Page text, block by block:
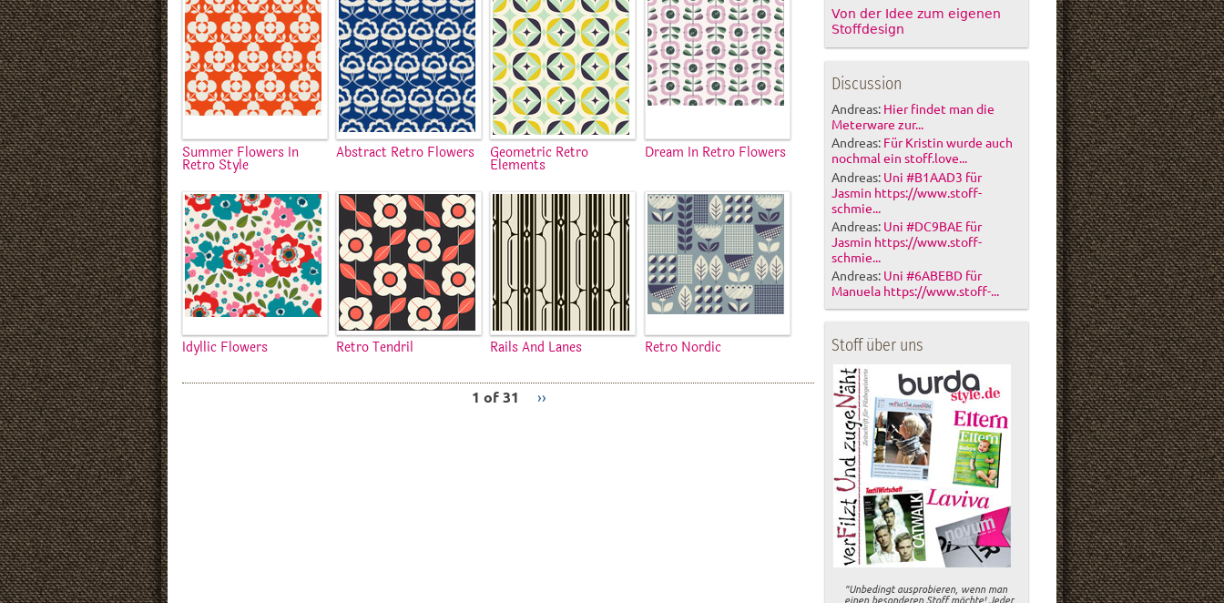
Summer Flowers In
Retro Style
Abstract Retro Flowers Geometric Retro
Elements
Dream In Retro Flowers
Idyllic Flowers Retro Tendril Rails And Lanes Retro Nordic
1 of 31 ››
Von der Idee zum eigenen
Stoffdesign
Discussion
Andreas: Hier findet man die
Meterware zur...
Andreas: Für Kristin wurde auch
nochmal ein stoff.love...
Andreas: Uni #B1AAD3 für
Jasmin https://www.stoff-
schmie...
Andreas: Uni #DC9BAE für
Jasmin https://www.stoff-
schmie...
Andreas: Uni #6ABEBD für
Manuela https://www.stoff-...
Stoff über uns
"Unbedingt ausprobieren, wenn man
einen besonderen Stoff möchte! Jeder